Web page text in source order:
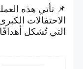
📌 تأتي هذه
الاحتفالات
التي تُشكل